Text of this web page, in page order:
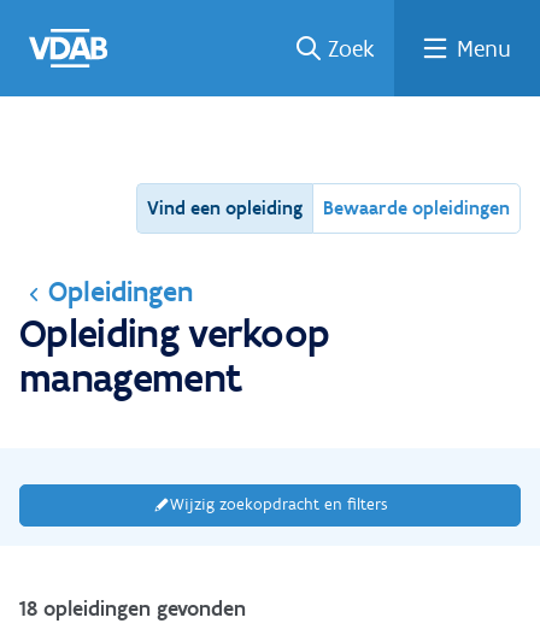
naar
een
een
job
naar
Zoek Menu
Vind een opleiding Bewaarde opleidingen
Opleidingen
Opleiding verkoop
management
Wijzig zoekopdracht en filters
18 opleidingen gevonden